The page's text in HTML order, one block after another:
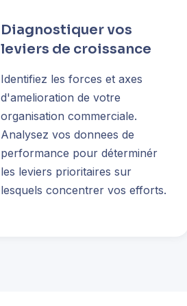
Diagnostiquer vos
leviers de croissance
Identifiez les forces et axes
d'amelioration de votre
organisation commerciale.
Analysez vos donnees de
performance pour déterminér
les leviers prioritaires sur
lesquels concentrer vos efforts.